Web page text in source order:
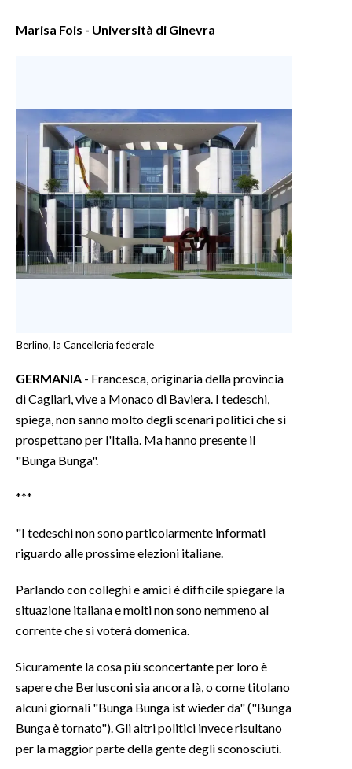
Marisa Fois - Università di Ginevra
Berlino, la Cancelleria federale
GERMANIA - Francesca, originaria della provincia
di Cagliari, vive a Monaco di Baviera. I tedeschi,
spiega, non sanno molto degli scenari politici che si
prospettano per l'Italia. Ma hanno presente il
"Bunga Bunga".
***
"I tedeschi non sono particolarmente informati
riguardo alle prossime elezioni italiane.
Parlando con colleghi e amici è difficile spiegare la
situazione italiana e molti non sono nemmeno al
corrente che si voterà domenica.
Sicuramente la cosa più sconcertante per loro è
sapere che Berlusconi sia ancora là, o come titolano
alcuni giornali "Bunga Bunga ist wieder da" ("Bunga
Bunga è tornato"). Gli altri politici invece risultano
per la maggior parte della gente degli sconosciuti.